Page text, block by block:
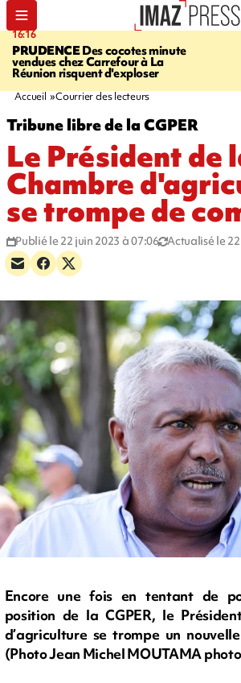
16:16
PRUDENCEDes cocotes minute
vendues chez Carrefour à La
Réunion risquent d'exploser
Accueil Courrier des lecteurs
Tribune libre de la CGPER
Le Président de
Chambre
se trompe de
Publié le 22 juin 2023 à 07:06 Actualisé le
Encore une fois en tentant de
position de la CGPER, le
d’agriculture se trompe un
(Photo Jean Michel MOUTAMA